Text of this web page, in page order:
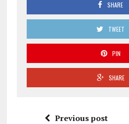
SHARE
TWEET
PIN
SHARE
Previous post